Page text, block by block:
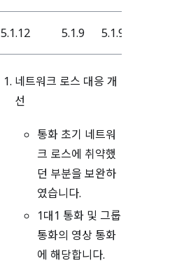
5.1.12 5.1.9 5.1.9
네트워크 로스 대응 개
선
통화 초기 네트워
크 로스에 취약했
던 부분을 보완하
였습니다.
1대1 통화 및 그룹
통화의 영상 통화
에 해당합니다.